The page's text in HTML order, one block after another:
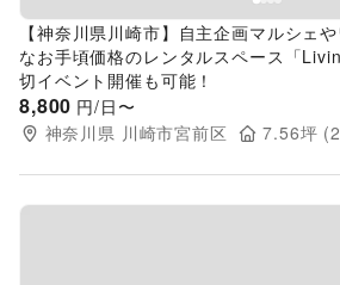
【神奈川県川崎市】自主企画マルシェ
なお手頃価格のレンタルスペース「
切イベント開催も可能！
8,800 円/日〜
神奈川県 川崎市宮前区 7.56坪 (